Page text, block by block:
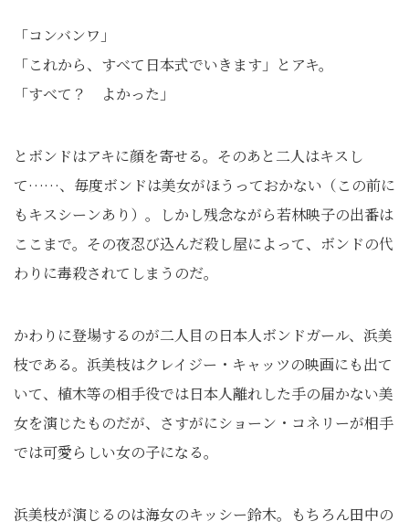
「コンバンワ」
「これから、すべて日本式でいきます」とアキ。
「すべて？ よかった」
とボンドはアキに顔を寄せる。そのあと二人はキスし
て……、毎度ボンドは美女がほうっておかない（この前に
もキスシーンあり）。しかし残念ながら若林映子の出番は
ここまで。その夜忍び込んだ殺し屋によって、ボンドの代
わりに毒殺されてしまうのだ。
かわりに登場するのが二人目の日本人ボンドガール、浜美
枝である。浜美枝はクレイジー・キャッツの映画にも出て
いて、植木等の相手役では日本人離れした手の届かない美
女を演じたものだが、さすがにショーン・コネリーが相手
では可愛らしい女の子になる。
浜美枝が演じるのは海女のキッシー鈴木。もちろん田中の